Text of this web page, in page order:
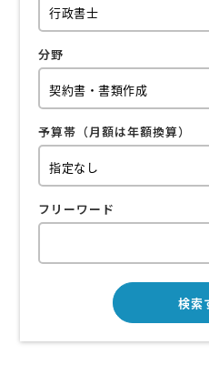
分野
予算帯（月額は年額換算）
フリーワード